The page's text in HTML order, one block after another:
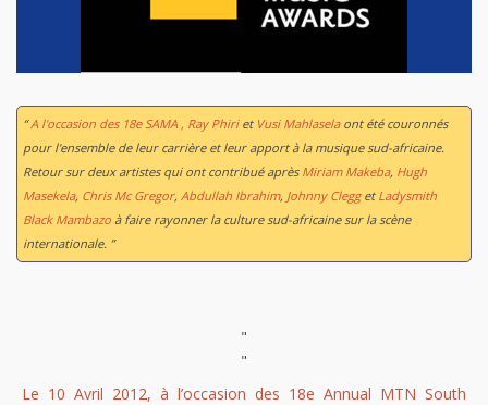
“A l'occasion des 18e SAMA , Ray Phiriet Vusi Mahlaselaont été couronnés
pour l'ensemble de leur carrière et leur apport à la musique sud-africaine.
Retour sur deux artistes qui ont contribué après Miriam Makeba, Hugh
Masekela, Chris Mc Gregor, Abdullah Ibrahim, Johnny Clegget Ladysmith
Black Mambazo à faire rayonner la culture sud-africaine sur la scène
internationale. ”
"
"
Le 10 Avril 2012, à l’occasion des 18e Annual MTN South